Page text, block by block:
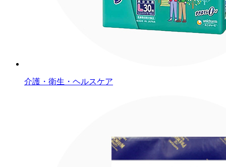
介護・衛生・ヘルスケア